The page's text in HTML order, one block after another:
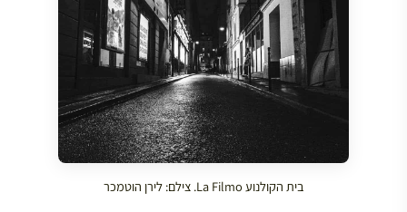
בית הקולנוע La Filmo. צילם: לירן הוטמכר